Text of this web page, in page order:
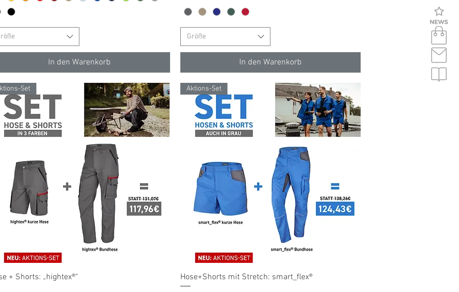
In den Warenkorb
Größe
In den Warenkorb
Schnellansicht
Set
+ Shorts: „hightex®“
Schnellansicht
Aktions-Set
Hose+Shorts mit Stretch: smart_flex®